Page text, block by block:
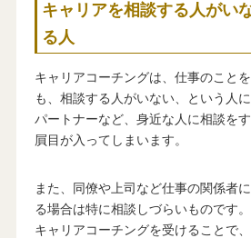
キャリアを相談する人がい
る人
キャリアコーチングは、仕事のこと
も、相談する人がいない、という人
パートナーなど、身近な人に相談を
屓目が入ってしまいます。
また、同僚や上司など仕事の関係者
る場合は特に相談しづらいものです
キャリアコーチングを受けることで